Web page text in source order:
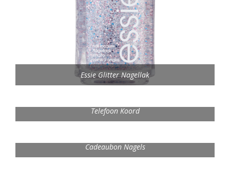
Essie Glitter Nagellak
Telefoon Koord
Cadeaubon Nagels